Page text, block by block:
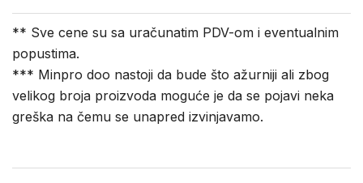
** Sve cene su sa uračunatim PDV-om i eventualnim
popustima.
*** Minpro doo nastoji da bude što ažurniji ali zbog
velikog broja proizvoda moguće je da se pojavi neka
greška na čemu se unapred izvinjavamo.